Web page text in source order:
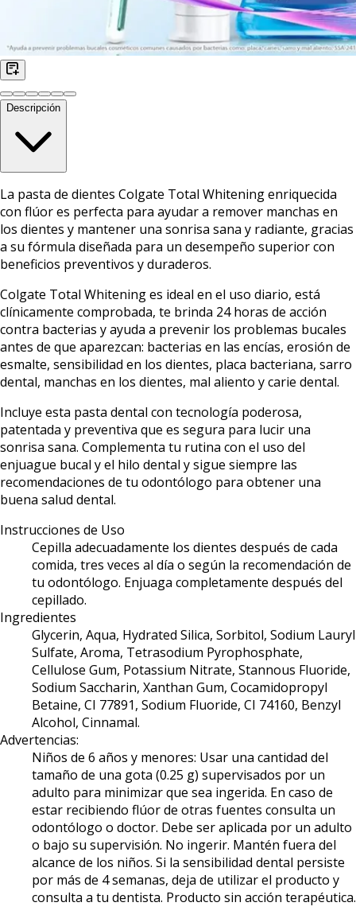
Descripción
La pasta de dientes Colgate Total Whitening enriquecida
con flúor es perfecta para ayudar a remover manchas en
los dientes y mantener una sonrisa sana y radiante, gracias
a su fórmula diseñada para un desempeño superior con
beneficios preventivos y duraderos.
Colgate Total Whitening es ideal en el uso diario, está
clínicamente comprobada, te brinda 24 horas de acción
contra bacterias y ayuda a prevenir los problemas bucales
antes de que aparezcan: bacterias en las encías, erosión de
esmalte, sensibilidad en los dientes, placa bacteriana, sarro
dental, manchas en los dientes, mal aliento y carie dental.
Incluye esta pasta dental con tecnología poderosa,
patentada y preventiva que es segura para lucir una
sonrisa sana. Complementa tu rutina con el uso del
enjuague bucal y el hilo dental y sigue siempre las
recomendaciones de tu odontólogo para obtener una
buena salud dental.
Instrucciones de Uso
Cepilla adecuadamente los dientes después de cada
comida, tres veces al día o según la recomendación de
tu odontólogo. Enjuaga completamente después del
cepillado.
Ingredientes
Glycerin, Aqua, Hydrated Silica, Sorbitol, Sodium Lauryl
Sulfate, Aroma, Tetrasodium Pyrophosphate,
Cellulose Gum, Potassium Nitrate, Stannous Fluoride,
Sodium Saccharin, Xanthan Gum, Cocamidopropyl
Betaine, CI 77891, Sodium Fluoride, CI 74160, Benzyl
Alcohol, Cinnamal.
Advertencias:
Niños de 6 años y menores: Usar una cantidad del
tamaño de una gota (0.25 g) supervisados por un
adulto para minimizar que sea ingerida. En caso de
estar recibiendo flúor de otras fuentes consulta un
odontólogo o doctor. Debe ser aplicada por un adulto
o bajo su supervisión. No ingerir. Mantén fuera del
alcance de los niños. Si la sensibilidad dental persiste
por más de 4 semanas, deja de utilizar el producto y
consulta a tu dentista. Producto sin acción terapéutica.